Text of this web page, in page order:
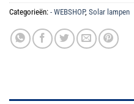
Categorieën: - WEBSHOP, Solar lampen